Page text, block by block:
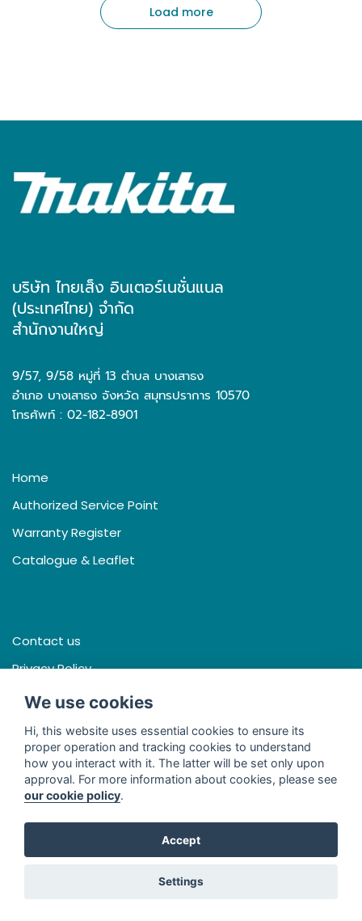
Load more
บริษัท ไทยเส็ง อินเตอร์เนชั่นแนล
(ประเทศไทย) จำกัด
สำนักงานใหญ่
9/57, 9/58 หมู่ที่ 13 ตำบล บางเสาธง
อำเภอ บางเสาธง จังหวัด สมุทรปราการ 10570
โทรศัพท์ : 02-182-8901
Home
Authorized Service Point
Warranty Register
Catalogue & Leaflet
Contact us
Privacy Policy
Terms & Conditions
Facebook
Line
We use cookies
Hi, this website uses essential cookies to ensure its
proper operation and tracking cookies to understand
how you interact with it. The latter will be set only upon
approval. For more information about cookies, please see
our cookie policy.
Accept
Settings